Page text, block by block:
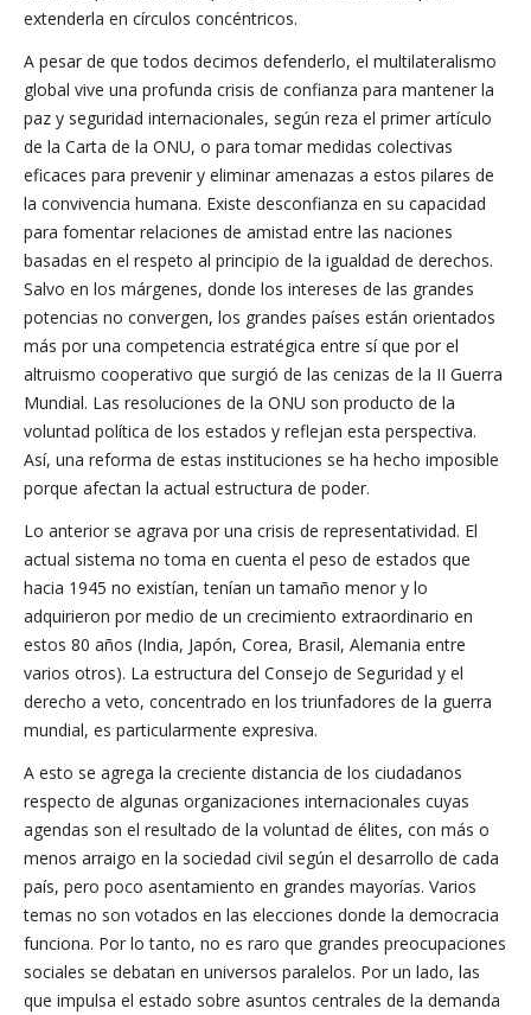
extenderla en círculos concéntricos.
A pesar de que todos decimos defenderlo, el multilateralismo
global vive una profunda crisis de confianza para mantener la
paz y seguridad internacionales, según reza el primer artículo
de la Carta de la ONU, o para tomar medidas colectivas
eficaces para prevenir y eliminar amenazas a estos pilares de
la convivencia humana. Existe desconfianza en su capacidad
para fomentar relaciones de amistad entre las naciones
basadas en el respeto al principio de la igualdad de derechos.
Salvo en los márgenes, donde los intereses de las grandes
potencias no convergen, los grandes países están orientados
más por una competencia estratégica entre sí que por el
altruismo cooperativo que surgió de las cenizas de la II Guerra
Mundial. Las resoluciones de la ONU son producto de la
voluntad política de los estados y reflejan esta perspectiva.
Así, una reforma de estas instituciones se ha hecho imposible
porque afectan la actual estructura de poder.
Lo anterior se agrava por una crisis de representatividad. El
actual sistema no toma en cuenta el peso de estados que
hacia 1945 no existían, tenían un tamaño menor y lo
adquirieron por medio de un crecimiento extraordinario en
estos 80 años (India, Japón, Corea, Brasil, Alemania entre
varios otros). La estructura del Consejo de Seguridad y el
derecho a veto, concentrado en los triunfadores de la guerra
mundial, es particularmente expresiva.
A esto se agrega la creciente distancia de los ciudadanos
respecto de algunas organizaciones internacionales cuyas
agendas son el resultado de la voluntad de élites, con más o
menos arraigo en la sociedad civil según el desarrollo de cada
país, pero poco asentamiento en grandes mayorías. Varios
temas no son votados en las elecciones donde la democracia
funciona. Por lo tanto, no es raro que grandes preocupaciones
sociales se debatan en universos paralelos. Por un lado, las
que impulsa el estado sobre asuntos centrales de la demanda